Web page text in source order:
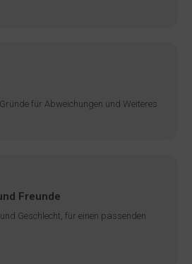
für Abweichungen und Weiteres
Freunde
Geschlecht, für einen passenden